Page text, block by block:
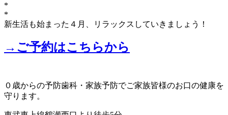
*
*
新生活も始まった４月、リラックスしていきましょう！
→ご予約はこちらから
０歳からの予防歯科・家族予防でご家族皆様のお口の健康を
守ります。